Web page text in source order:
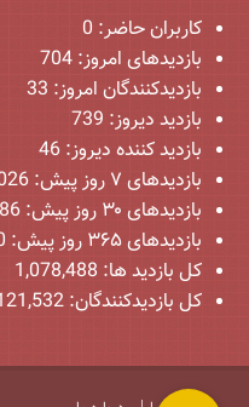
کاربران حاضر: 0
بازدیدهای امروز:704
بازدیدکنندگان امروز: 33
بازدید دیروز: 739
بازدید کننده دیروز:46
بازدیدهای ۷ روز پیش:
بازدیدهای ۳۰ روز پیش:
بازدیدهای ۳۶۵ روز پیش:
کل بازدید ها: 1,078,488
کل بازدیدکنند‌گان: